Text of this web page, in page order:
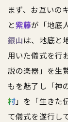
まず、お互いの
と紫藤が「地底
銀山は、地底と
用いた儀式を行
説の楽器」を生
もを魅了し「神
村」を「生きた
て儀式を遂行し